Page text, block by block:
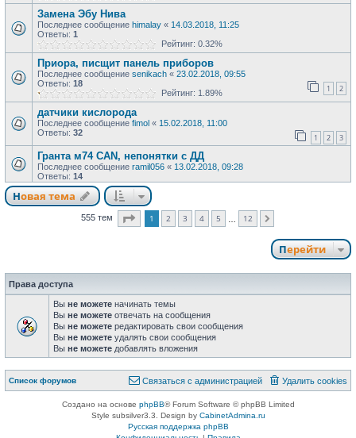
Замена Эбу Нива
Последнее сообщение himalay « 14.03.2018, 11:25
Ответы: 1
Рейтинг: 0.32%
Приора, писщит панель приборов
Последнее сообщение senikach « 23.02.2018, 09:55
Ответы: 18 1 2
Рейтинг: 1.89%
датчики кислорода
Последнее сообщение fimol « 15.02.2018, 11:00
Ответы: 32 1 2 3
Гранта м74 CAN, непонятки с ДД
Последнее сообщение ramil056 « 13.02.2018, 09:28
Ответы: 14
Новая тема
555 тем Страница из
1 2 3 4 5 12
Перейти
Права доступа
Вы не можете начинать темы
Вы не можете отвечать на сообщения
Вы не можете редактировать свои сообщения
Вы не можете удалять свои сообщения
Вы не можете добавлять вложения
Список форумов Удалить cookies
Связаться с администрацией
Создано на основе phpBB® Forum Software © phpBB Limited
Style subsilver3.3. Design by CabinetAdmina.ru
Русская поддержка phpBB